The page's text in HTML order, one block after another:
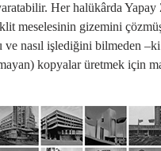
Her halükârda
meselesinin gizemini
nasıl işlediğini bilmeden –ki
kopyalar üretmek için